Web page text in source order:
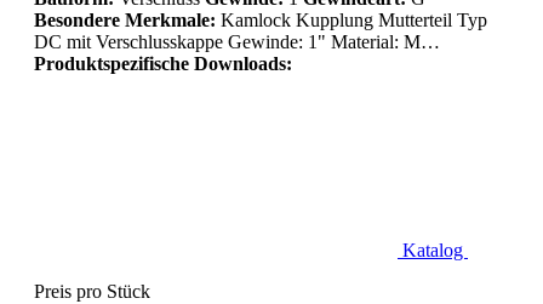
Besondere Merkmale: Kamlock Kupplung Mutterteil Typ
DC mit Verschlusskappe Gewinde: 1" Material: M…
Produktspezifische Downloads:
Katalog
Preis pro Stück